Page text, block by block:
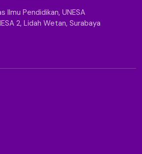
Ilmu Pendidikan, UNESA
2, Lidah Wetan, Surabaya